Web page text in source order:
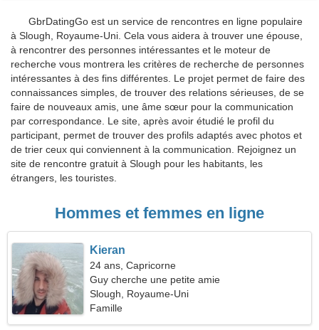
GbrDatingGo est un service de rencontres en ligne populaire
à Slough, Royaume-Uni. Cela vous aidera à trouver une épouse,
à rencontrer des personnes intéressantes et le moteur de
recherche vous montrera les critères de recherche de personnes
intéressantes à des fins différentes. Le projet permet de faire des
connaissances simples, de trouver des relations sérieuses, de se
faire de nouveaux amis, une âme sœur pour la communication
par correspondance. Le site, après avoir étudié le profil du
participant, permet de trouver des profils adaptés avec photos et
de trier ceux qui conviennent à la communication. Rejoignez un
site de rencontre gratuit à Slough pour les habitants, les
étrangers, les touristes.
Hommes et femmes en ligne
Kieran
24 ans, Capricorne
Guy cherche une petite amie
Slough, Royaume-Uni
Famille